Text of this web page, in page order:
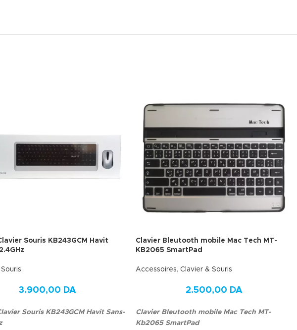
Souris KB243GCM Havit
3.900,00 DA
Souris KB243GCM Havit Sans-
Clavier Bleutooth mobile Mac Tech MT-
KB2065 SmartPad
Accessoires, Clavier & Souris
2.500,00 DA
Clavier Bleutooth mobile Mac Tech MT-
Kb2065 SmartPad